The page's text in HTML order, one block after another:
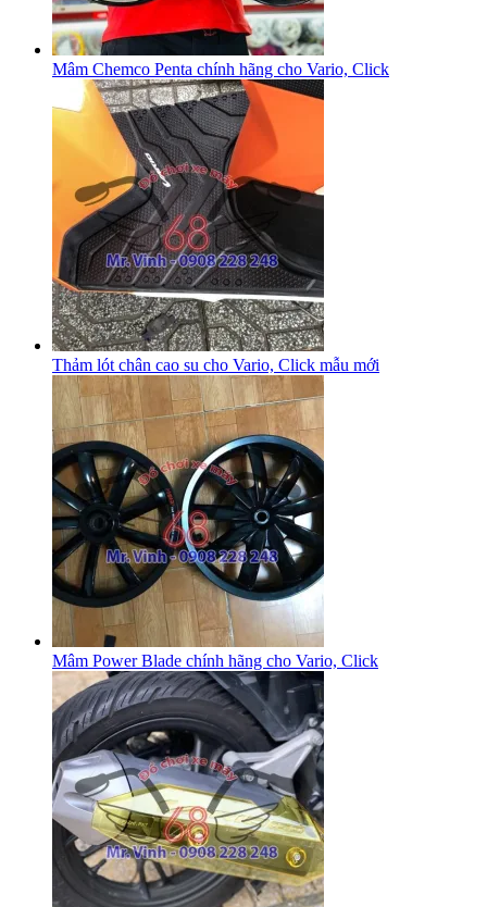
Mâm Chemco Penta chính hãng cho Vario, Click
Thảm lót chân cao su cho Vario, Click mẫu mới
Mâm Power Blade chính hãng cho Vario, Click